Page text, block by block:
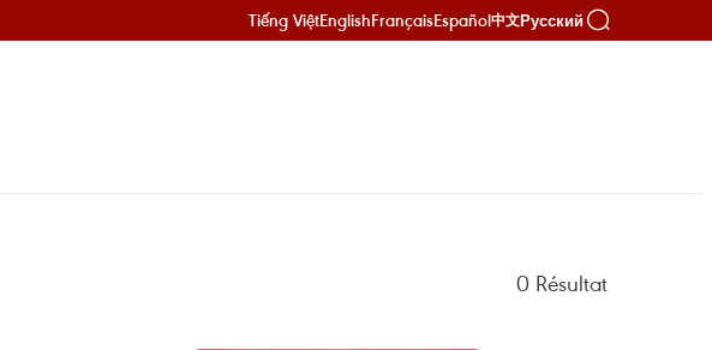
Tiếng ViệtEnglishFrançaisEspañol中文Русский
0 Résultat